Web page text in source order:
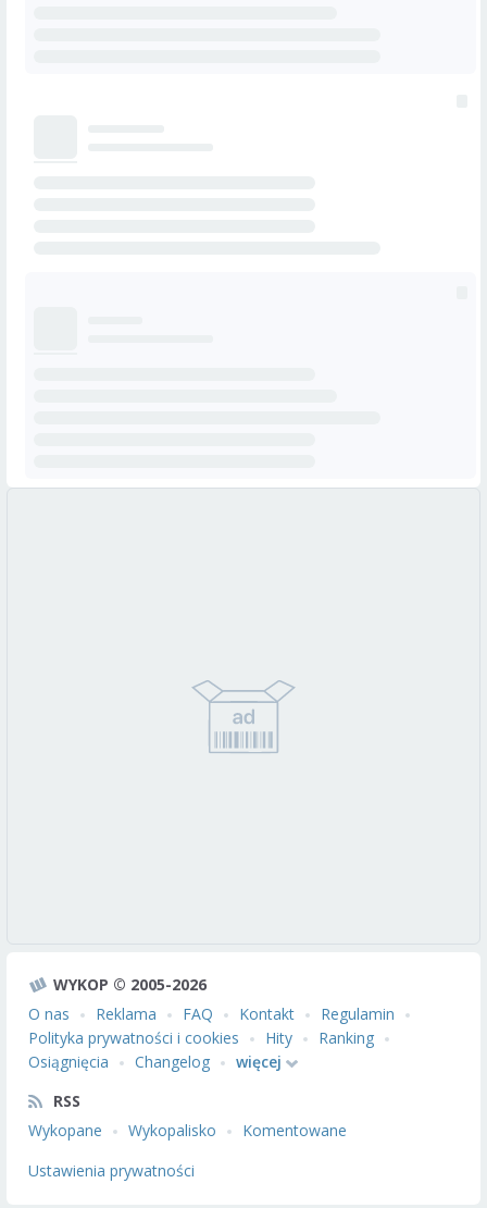
WYKOP © 2005-2026
O nas
Reklama FAQ Kontakt
Regulamin
Polityka prywatności i cookies
Hity
Ranking
Osiągnięcia
Changelog
więcej
RSS
Wykopane
Wykopalisko
Komentowane
Ustawienia prywatności